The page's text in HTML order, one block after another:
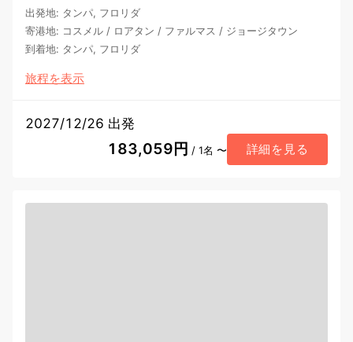
出発地: タンパ, フロリダ
寄港地: コスメル / ロアタン / ファルマス / ジョージタウン
到着地: タンパ, フロリダ
旅程を表示
2027/12/26 出発
183,059円 / 1名 〜 詳細を見る